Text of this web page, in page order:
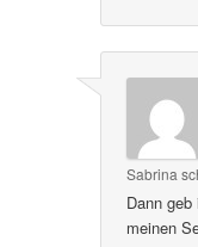
Sabrina
Dann
meinen